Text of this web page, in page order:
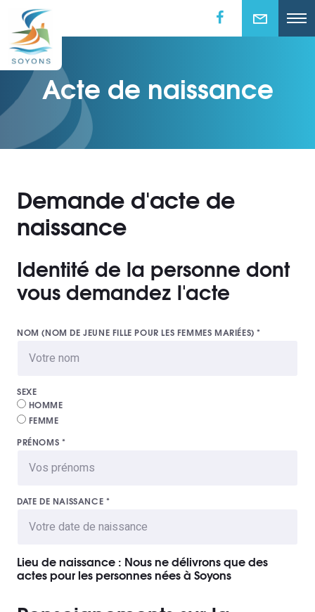
Acte de naissance
Demande d'acte de
naissance
Identité de la personne dont
vous demandez l'acte
NOM (NOM DE JEUNE FILLE POUR LES FEMMES MARIÉES)*
SEXE
HOMME
FEMME
PRÉNOMS *
DATE DE NAISSANCE *
Lieu de naissance : Nous ne délivrons que des
actes pour les personnes nées à Soyons